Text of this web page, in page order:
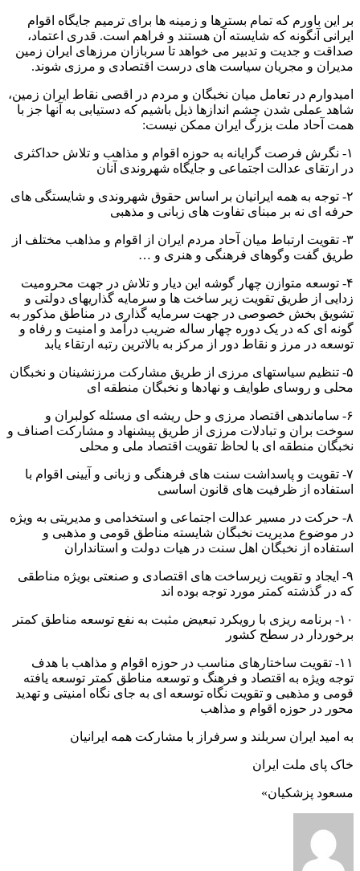
بر این باورم که تمام بسترها و زمینه ها برای ترمیم جایگاه اقوام
ایرانی آنگونه که شایسته آن هستند و فراهم است. قدری اعتماد،
صداقت و جدیت و تدبیر می خواهد تا سربازان مرزهای ایران زمین
مدیران و مجریان سیاست های درست اقتصادی و مرزی شوند.
امیدوارم در تعامل میان نخبگان و مردم در اقصی نقاط ایران زمین،
شاهد عملی شدن چشم اندازها ذیل باشیم که دستیابی به آنها جز با
همت آحاد ملت بزرگ ایران ممکن نیست:
۱- نگرش فرصت گرایانه به حوزه اقوام و مذاهب و تلاش حداکثری
در ارتقای عدالت اجتماعی و جایگاه شهروندی آنان
۲- توجه به همه ایرانیان بر اساس حقوق شهروندی و شایستگی های
حرفه ای نه بر مبنای تفاوت های زبانی و مذهبی
۳- تقویت ارتباط میان آحاد مردم ایران از اقوام و مذاهب مختلف از
طریق گفت وگوهای فرهنگی و هنری و …
۴- توسعه متوازن چهار گوشه این دیار و تلاش در جهت محرومیت
زدایی از طریق تقویت زیر ساخت ها و سرمایه گذاریهای دولتی و
تشویق بخش خصوصی در جهت سرمایه گذاری در مناطق مذکور به
گونه ای که در یک دوره چهار ساله ضریب درآمد و امنیت و رفاه و
توسعه در مرز و نقاط دور از مرکز به بالاترین رتبه ارتقاء یابد
۵- تنظیم سیاستهای مرزی از طریق مشارکت مرزنشینان و نخبگان
محلی و روسای طوایف و نهادها و نخبگان منطقه ای
۶- ساماندهی اقتصاد مرزی و حل ریشه ای مسئله کولبران و
سوخت بران و تبادلات مرزی از طریق پیشنهاد و مشارکت اصناف و
نخبگان منطقه ای با لحاظ تقویت اقتصاد ملی و محلی
۷- تقویت و پاسداشت سنت های فرهنگی و زبانی و آیینی اقوام با
استفاده از ظرفیت های قانون اساسی
۸- حرکت در مسیر عدالت اجتماعی و استخدامی و مدیریتی به ویژه
در موضوع مدیریت نخبگان شایسته مناطق قومی و مذهبی و
استفاده از نخبگان اهل سنت در هیات دولت و استانداران
۹- ایجاد و تقویت زیرساخت های اقتصادی و صنعتی بویژه مناطقی
که در گذشته کمتر مورد توجه بوده اند
۱۰- برنامه ریزی با رویکرد تبعیض مثبت به نفع توسعه مناطق کمتر
برخوردار در سطح کشور
۱۱- تقویت ساختارهای مناسب در حوزه اقوام و مذاهب با هدف
توجه ویژه به اقتصاد و فرهنگ و توسعه مناطق کمتر توسعه یافته
قومی و مذهبی و تقویت نگاه توسعه ای به جای نگاه امنیتی و تهدید
محور در حوزه اقوام و مذاهب
به امید ایران سربلند و سرفراز با مشارکت همه ایرانیان
خاک پای ملت ایران
مسعود پزشکیان»